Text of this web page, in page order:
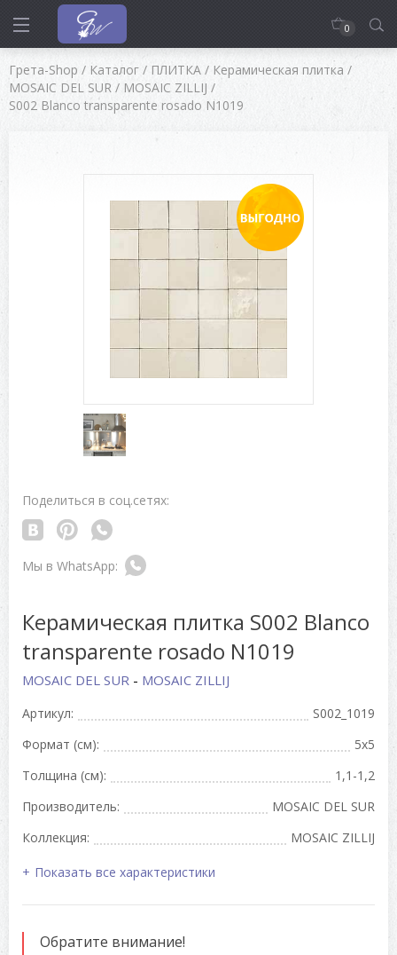
0
Грета-Shop / Каталог / ПЛИТКА / Керамическая плитка /
MOSAIC DEL SUR / MOSAIC ZILLIJ /
S002 Blanco transparente rosado N1019
Поделиться в соц.сетях:
Керамическая плитка S002 Blanco
transparente rosado N1019
MOSAIC DEL SUR - MOSAIC ZILLIJ
Артикул:
S002_1019
Формат (см):
5x5
Толщина (см):
1,1-1,2
Производитель:
MOSAIC DEL SUR
Коллекция:
MOSAIC ZILLIJ
Показать все характеристики
Обратите внимание!